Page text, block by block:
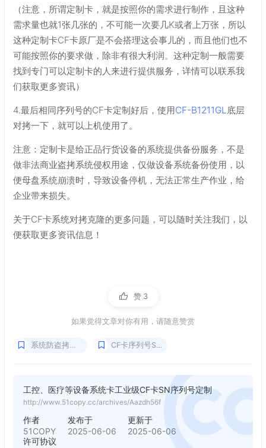
（注意，所谓定制卡，就是按照你的需求进行制作，且这种
需求量也就1张几张的，不可能一次要几K或者上万张，所以
这种定制卡CF卡原厂是不会搭理这会事儿的，而且他们也不
可能按照你的要求做，除非有很大利润。这种定制一般需要
找到专门可以定制卡的人来进行提供服务，详情可以联系我
们获取更多资讯）
4.最后相同序列号的CF卡定制好后，使用CF-B1211GL底层
对拷一下，就可以上机使用了。
注意：定制卡是给正品行货设备的系统提供备份服务，不是
做非法商业盗拷系统侵权用途，仅做设备系统备份使用，以
便母盘系统崩溃时，导致设备停机，无法正常生产作业，给
企业带来损失。
关于CF卡系统对拷克隆的更多问题，可以随时关注我们，以
便获取更多资讯信息！
赞 3
如果觉得文章对你有用，请随意赞赏
系统防盗拷加密 CF卡序列号SN定制
工控、医疗等设备系统卡工业级CF卡SN序列号定制
http://www.51copy.cc/archives/Aazdh56f
作者
51COPY
发布于
2025-06-06
更新于
2025-06-06
许可协议